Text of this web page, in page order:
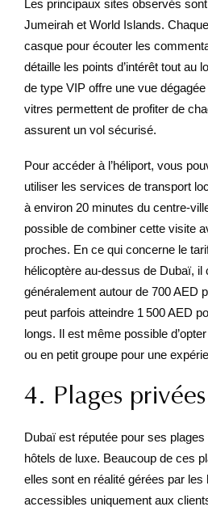
Les principaux sites observés
Jumeirah et World Islands.
casque pour écouter les
détaille les points d’intérêt tout au
de type VIP offre une vue
vitres permettent de profiter de
assurent un vol sécurisé.
Pour accéder à l’héliport, vous
utiliser les services de transport
à environ 20 minutes du centre-
possible de combiner cette visite
proches. En ce qui concerne le
hélicoptère au-dessus de Dubaï, il
généralement autour de 700 AED
peut parfois atteindre 1 500 AED
longs. Il est même possible
ou en petit groupe pour une
4. Plages
Dubaï est réputée pour ses
hôtels de luxe. Beaucoup de ces
elles sont en réalité gérées par les
accessibles uniquement aux